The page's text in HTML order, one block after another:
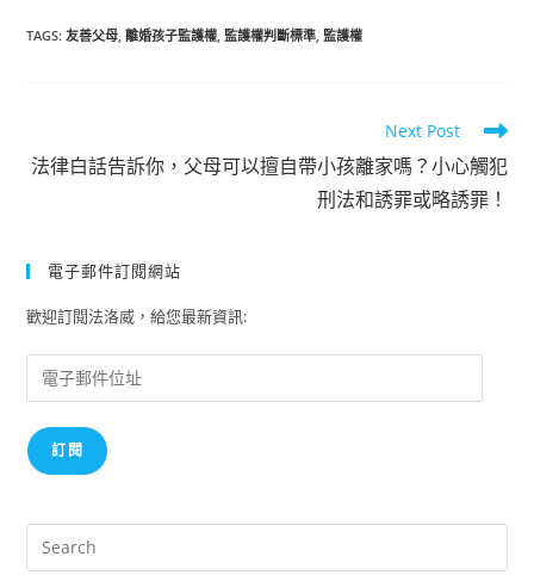
TAGS:友善父母 離婚孩子監護權 監護權判斷標準 監護權
more
articles
Next Post
法律白話告訴你，父母可以擅自帶小孩離家嗎？小心觸犯
刑法和誘罪或略誘罪！
電子郵件訂閱網站
歡迎訂閱法洛威，給您最新資訊:
子
郵
件
訂閱